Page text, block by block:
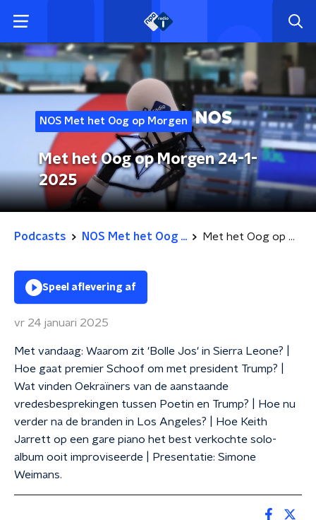
NOS Met het Oog op Morgen
Met het Oog op Morgen 24-1-
2025
Podcasts NOS Met het Oog ... Met het Oog op Morgen 24-1-2025
Speel aflevering af
vr 24 januari 2025
Met vandaag: Waarom zit 'Bolle Jos' in Sierra Leone? |
Hoe gaat premier Schoof om met president Trump? |
Wat vinden Oekraïners van de aanstaande
vredesbesprekingen tussen Poetin en Trump? | Hoe nu
verder na de branden in Los Angeles? | Hoe Keith
Jarrett op een gare piano het best verkochte solo-
album ooit improviseerde | Presentatie: Simone
Weimans.